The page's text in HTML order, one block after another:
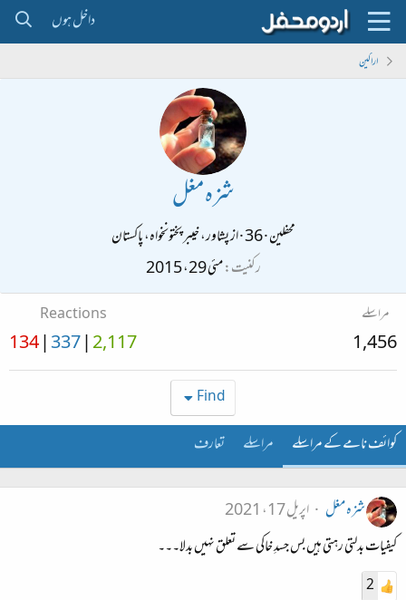
داخل ہوں
اراکین
شزہ مغل
محفلین·
36
·ازپشاور، خیبر پختونخواہ، پاکستان
رکنیت مئی 29، 2015
مراسلے
1,456
Reactions
2,117
337
134
Find
کوائف نامے کے مراسلے مراسلے تعارف
شزہ مغل
اپریل 17، 2021
کیفیات بدلتی رہتی ہیں بس جسدِ خاکی سے تعلق نہیں بدلا۔۔۔
2